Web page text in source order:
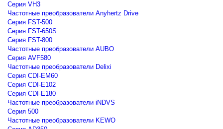
Cерия VH3
Частотные преобразователи Anyhertz Drive
Серия FST-500
Серия FST-650S
Серия FST-800
Частотные преобразователи AUBO
Серия AVF580
Частотные преобразователи Delixi
Серия CDI-EM60
Серия CDI-E102
Серия CDI-E180
Частотные преобразователи iNDVS
Серия 500
Частотные преобразователи KEWO